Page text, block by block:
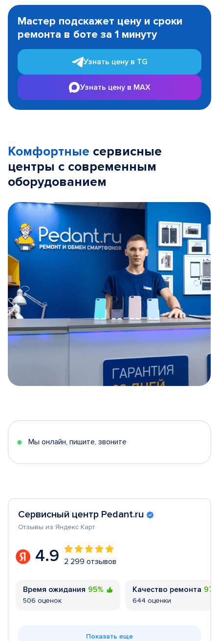
1
Мастер подскажет цену и сроки
ремонта в боте за 1 минуту
Узнать цену в TG
Узнать цену в MAX
Комфортные сервисные
центры с современным
оборудованием
5
Мы онлайн, пишите, звоните
Сервисный центр Pedant.ru
Отзывы из Яндекс Карт
4.9 2 299 отзывов
Время ожидания 95%
506 оценок
Качество ремонта
644 оценки
Показать еще